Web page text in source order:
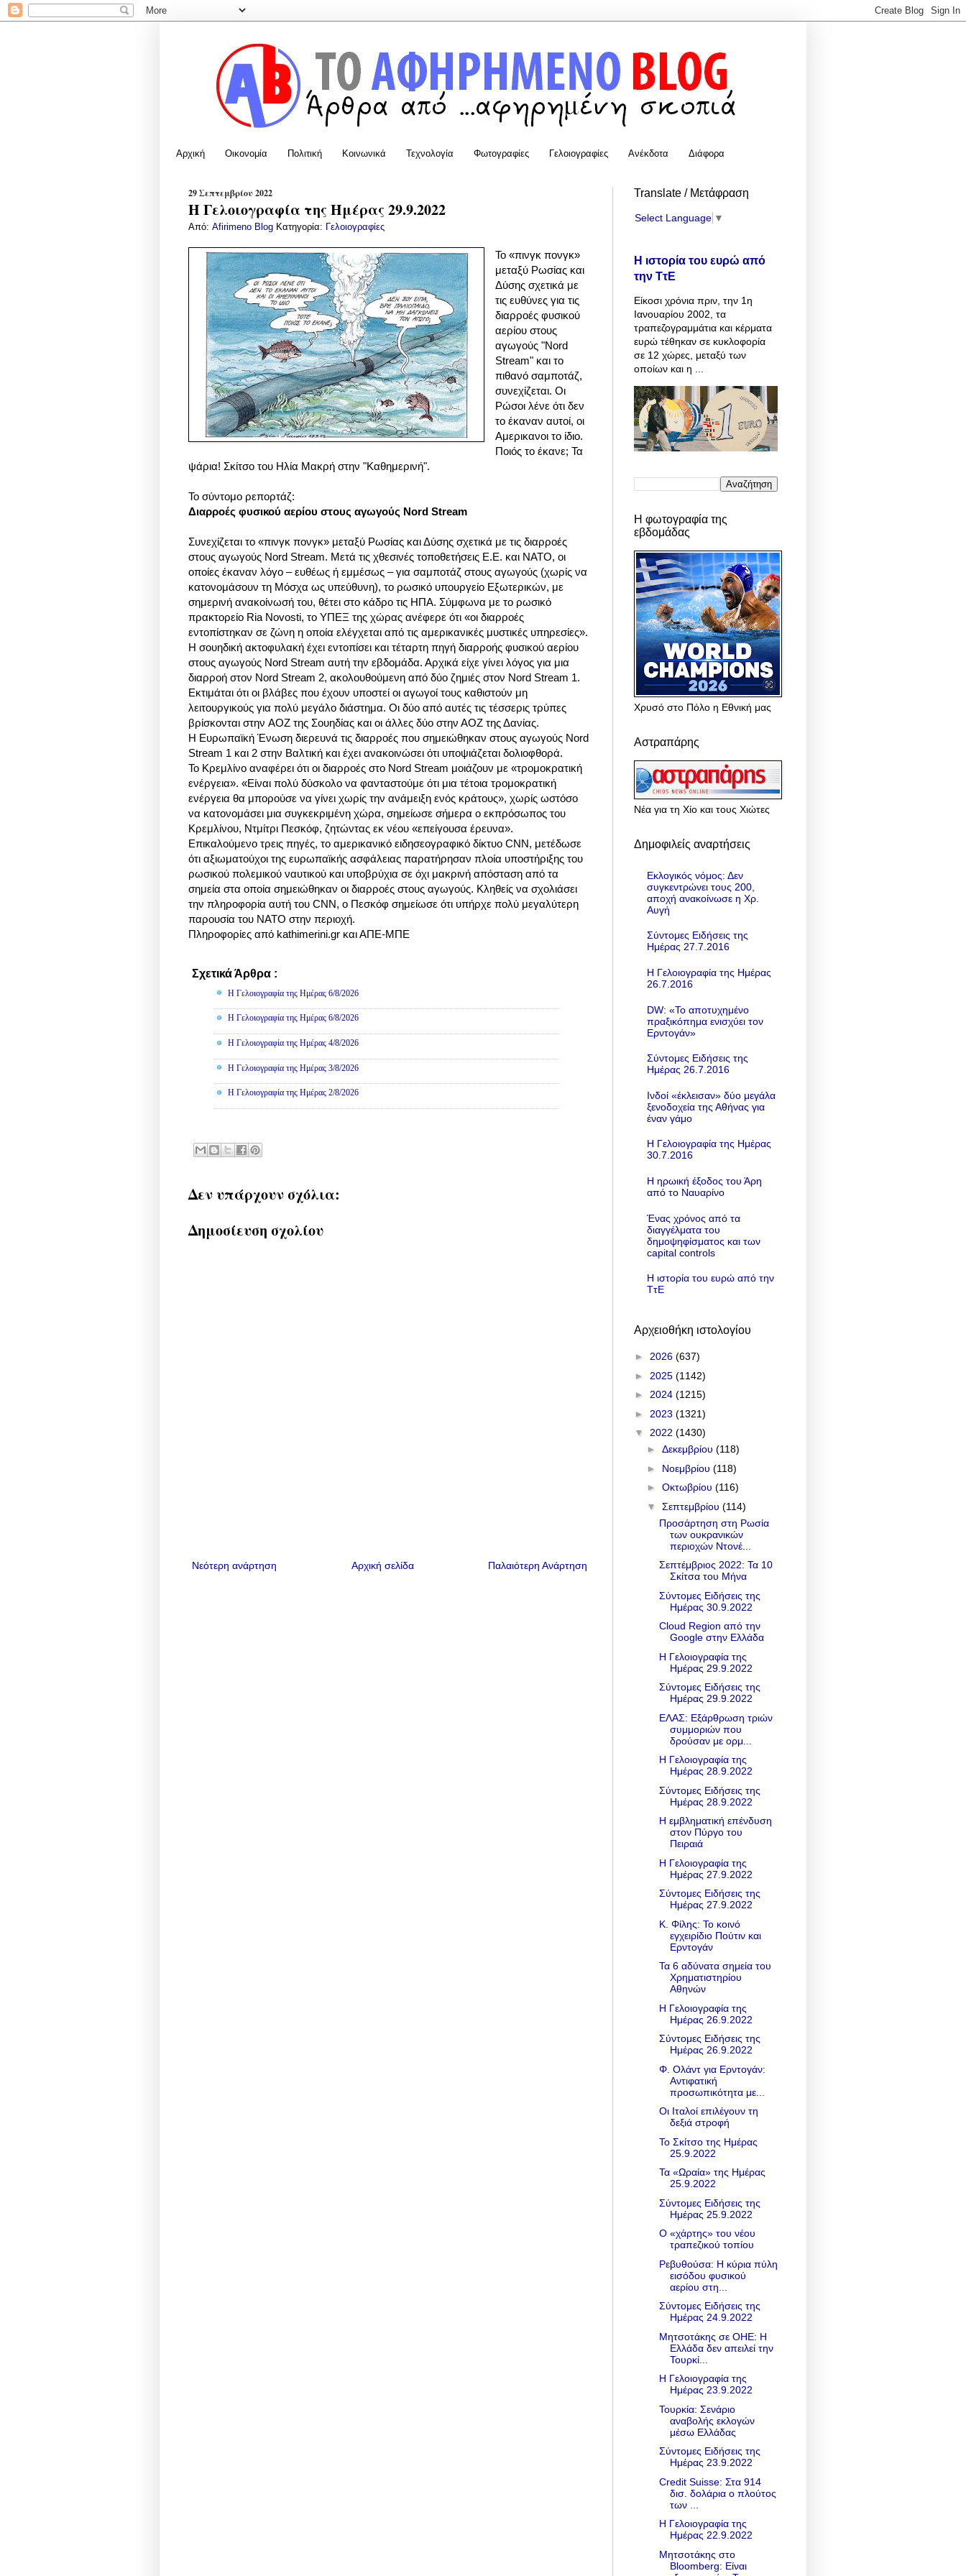
Αρχική Οικονομία Πολιτική Κοινωνικά Τεχνολογία Φωτογραφίες Γελοιογραφίες Ανέκδοτα Διάφορα
29 Σεπτεμβρίου 2022
Η Γελοιογραφία της Ημέρας 29.9.2022
Από: Afirimeno Blog Κατηγορία: Γελοιογραφίες
Το «πινγκ πονγκ»
μεταξύ Ρωσίας και
Δύσης σχετικά με
τις ευθύνες για τις
διαρροέςφυσικού
αερίουστους
αγωγούς "Nord
Stream" και το
πιθανό σαμποτάζ,
συνεχίζεται. Οι
Ρώσοι λένε ότι δεν
το έκαναν αυτοί, οι
Αμερικανοι το ίδιο.
Ποιός το έκανε; Τα
ψάρια! Σκίτσο του Ηλία Μακρή στην "Καθημερινή".
Το σύντομο ρεπορτάζ:
Διαρροές φυσικού αερίου στους αγωγούς Nord Stream
Συνεχίζεται το «πινγκ πονγκ» μεταξύ Ρωσίας και Δύσης σχετικά με τις διαρροές
στους αγωγούς Nord Stream. Μετά τις χθεσινές τοποθετήσεις Ε.Ε. και ΝΑΤΟ, οι
οποίες έκαναν λόγο – ευθέως ή εμμέσως – για σαμποτάζ στους αγωγούς (χωρίς να
κατονομάσουν τη Μόσχα ως υπεύθυνη), το ρωσικό υπουργείο Εξωτερικών, με
σημερινή ανακοίνωσή του, θέτει στο κάδρο τις ΗΠΑ. Σύμφωνα με το ρωσικό
πρακτορείο Ria Novosti, το ΥΠΕΞ της χώρας ανέφερε ότι «οι διαρροές
εντοπίστηκαν σε ζώνη η οποία ελέγχεται από τις αμερικανικές μυστικές υπηρεσίες».
Η σουηδική ακτοφυλακή έχει εντοπίσει και τέταρτη πηγή διαρροής φυσικού αερίου
στους αγωγούς Nord Stream αυτή την εβδομάδα. Αρχικά είχε γίνει λόγος για μια
διαρροή στον Nord Stream 2, ακολουθούμενη από δύο ζημιές στον Nord Stream 1.
Εκτιμάται ότι οι βλάβες που έχουν υποστεί οι αγωγοί τους καθιστούν μη
λειτουργικούς για πολύ μεγάλο διάστημα. Οι δύο από αυτές τις τέσσερις τρύπες
βρίσκονται στην AOZ της Σουηδίας και οι άλλες δύο στην ΑΟΖ της Δανίας.
Η Ευρωπαϊκή Ένωση διερευνά τις διαρροές που σημειώθηκαν στους αγωγούς Nord
Stream 1 και 2 στην Βαλτική και έχει ανακοινώσει ότι υποψιάζεται δολιοφθορά.
Το Κρεμλίνο αναφέρει ότι οι διαρροές στο Nord Stream μοιάζουν με «τρομοκρατική
ενέργεια». «Είναι πολύ δύσκολο να φανταστούμε ότι μια τέτοια τρομοκρατική
ενέργεια θα μπορούσε να γίνει χωρίς την ανάμειξη ενός κράτους», χωρίς ωστόσο
να κατονομάσει μια συγκεκριμένη χώρα, σημείωσε σήμερα ο εκπρόσωπος του
Κρεμλίνου, Ντμίτρι Πεσκόφ, ζητώντας εκ νέου «επείγουσα έρευνα».
Επικαλούμενο τρεις πηγές, το αμερικανικό ειδησεογραφικό δίκτυο CNN, μετέδωσε
ότι αξιωματούχοι της ευρωπαϊκής ασφάλειας παρατήρησαν πλοία υποστήριξης του
ρωσικού πολεμικού ναυτικού και υποβρύχια σε όχι μακρινή απόσταση από τα
σημεία στα οποία σημειώθηκαν οι διαρροές στους αγωγούς. Κληθείς να σχολιάσει
την πληροφορία αυτή του CNN, ο Πεσκόφ σημείωσε ότι υπήρχε πολύ μεγαλύτερη
παρουσία του NATO στην περιοχή.
Πληροφορίες από kathimerini.gr και ΑΠΕ-ΜΠΕ
Σχετικά Άρθρα :
Η Γελοιογραφία της Ημέρας 6/8/2026
Η Γελοιογραφία της Ημέρας 6/8/2026
Η Γελοιογραφία της Ημέρας 4/8/2026
Η Γελοιογραφία της Ημέρας 3/8/2026
Η Γελοιογραφία της Ημέρας 2/8/2026
Δεν υπάρχουν σχόλια:
Δημοσίευση σχολίου
Νεότερη ανάρτηση Παλαιότερη Ανάρτηση
Αρχική σελίδα
Translate / Μετάφραση
Select Language ▼
Η ιστορία του ευρώ από
την ΤτΕ
Είκοσι χρόνια πριν, την 1η
Ιανουαρίου 2002, τα
τραπεζογραμμάτια και κέρματα
ευρώ τέθηκαν σε κυκλοφορία
σε 12 χώρες, μεταξύ των
οποίων και η ...
Η φωτογραφία της
εβδομάδας
Χρυσό στο Πόλο η Εθνική μας
Αστραπάρης
Νέα για τη Χίο και τους Χιώτες
Δημοφιλείς αναρτήσεις
Εκλογικός νόμος: Δεν
συγκεντρώνει τους 200,
αποχή ανακοίνωσε η Χρ.
Αυγή
Σύντομες Ειδήσεις της
Ημέρας 27.7.2016
Η Γελοιογραφία της Ημέρας
26.7.2016
DW: «To αποτυχημένο
πραξικόπημα ενισχύει τον
Ερντογάν»
Σύντομες Ειδήσεις της
Ημέρας 26.7.2016
Ινδοί «έκλεισαν» δύο μεγάλα
ξενοδοχεία της Αθήνας για
έναν γάμο
Η Γελοιογραφία της Ημέρας
30.7.2016
Η ηρωική έξοδος του Άρη
από το Ναυαρίνο
Ένας χρόνος από τα
διαγγέλματα του
δημοψηφίσματος και των
capital controls
Η ιστορία του ευρώ από την
ΤτΕ
Αρχειοθήκη ιστολογίου
► 2026 (637)
► 2025 (1142)
► 2024 (1215)
► 2023 (1321)
▼ 2022 (1430)
► Δεκεμβρίου (118)
► Νοεμβρίου (118)
► Οκτωβρίου (116)
▼ Σεπτεμβρίου (114)
Προσάρτηση στη Ρωσία
των ουκρανικών
περιοχών Ντονέ...
Σεπτέμβριος 2022: Τα 10
Σκίτσα του Μήνα
Σύντομες Ειδήσεις της
Ημέρας 30.9.2022
Cloud Region από την
Google στην Ελλάδα
Η Γελοιογραφία της
Ημέρας 29.9.2022
Σύντομες Ειδήσεις της
Ημέρας 29.9.2022
ΕΛΑΣ: Εξάρθρωση τριών
συμμοριών που
δρούσαν με ορμ...
Η Γελοιογραφία της
Ημέρας 28.9.2022
Σύντομες Ειδήσεις της
Ημέρας 28.9.2022
Η εμβληματική επένδυση
στον Πύργο του
Πειραιά
Η Γελοιογραφία της
Ημέρας 27.9.2022
Σύντομες Ειδήσεις της
Ημέρας 27.9.2022
Κ. Φίλης: Το κοινό
εγχειρίδιο Πούτιν και
Ερντογάν
Τα 6 αδύνατα σημεία του
Χρηματιστηρίου
Αθηνών
Η Γελοιογραφία της
Ημέρας 26.9.2022
Σύντομες Ειδήσεις της
Ημέρας 26.9.2022
Φ. Ολάντ για Ερντογάν:
Αντιφατική
προσωπικότητα με...
Οι Ιταλοί επιλέγουν τη
δεξιά στροφή
Το Σκίτσο της Ημέρας
25.9.2022
Τα «Ωραία» της Ημέρας
25.9.2022
Σύντομες Ειδήσεις της
Ημέρας 25.9.2022
Ο «χάρτης» του νέου
τραπεζικού τοπίου
Ρεβυθούσα: Η κύρια πύλη
εισόδου φυσικού
αερίου στη...
Σύντομες Ειδήσεις της
Ημέρας 24.9.2022
Μητσοτάκης σε ΟΗΕ: Η
Ελλάδα δεν απειλεί την
Τουρκί...
Η Γελοιογραφία της
Ημέρας 23.9.2022
Τουρκία: Σενάριο
αναβολής εκλογών
μέσω Ελλάδας
Σύντομες Ειδήσεις της
Ημέρας 23.9.2022
Credit Suisse: Στα 914
δισ. δολάρια ο πλούτος
των ...
Η Γελοιογραφία της
Ημέρας 22.9.2022
Μητσοτάκης στο
Bloomberg: Είναι